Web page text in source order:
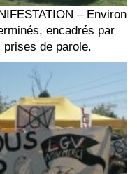
– Environ
encadrés par
de parole.